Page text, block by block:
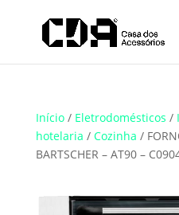
Início/ Eletrodomésticos /
hotelaria / Cozinha /
BARTSCHER – AT90 –